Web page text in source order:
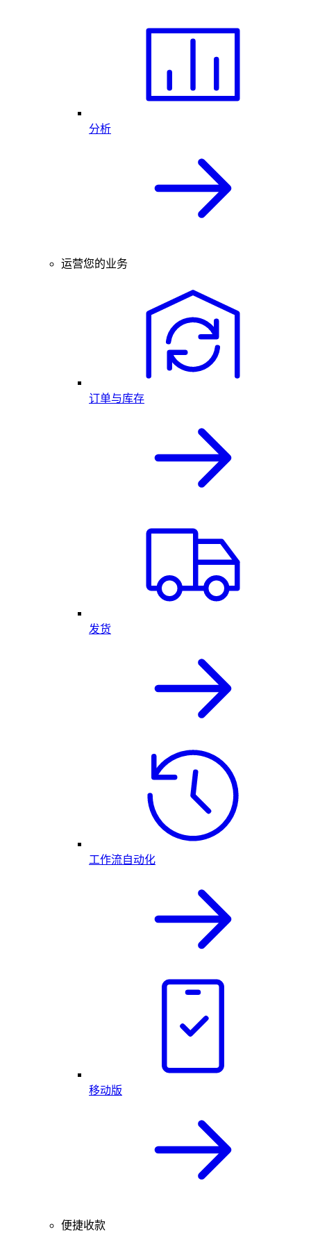
分析
运营您的业务
订单与库存
发货
工作流自动化
移动版
便捷收款